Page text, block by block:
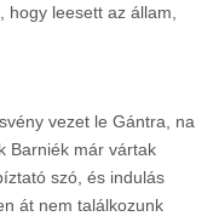
leesett az állam,
vezet le Gántra, na
Barniék már vártak
szó, és indulás
át nem találkozunk